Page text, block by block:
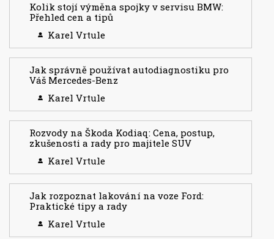
Kolik stojí výměna spojky v servisu BMW:
Přehled cen a tipů
Karel Vrtule
Jak správně používat autodiagnostiku pro
Váš Mercedes-Benz
Karel Vrtule
Rozvody na Škoda Kodiaq: Cena, postup,
zkušenosti a rady pro majitele SUV
Karel Vrtule
Jak rozpoznat lakování na voze Ford:
Praktické tipy a rady
Karel Vrtule